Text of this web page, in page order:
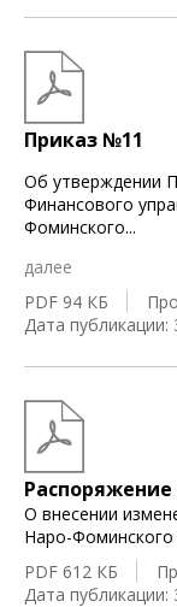
Приказ №11
Об утверждении
Финансового
Фоминского...
далее
PDF 94 КБ
Дата публикации:
О внесении
Наро-Фоминского
PDF 612 КБ
Дата публикации: